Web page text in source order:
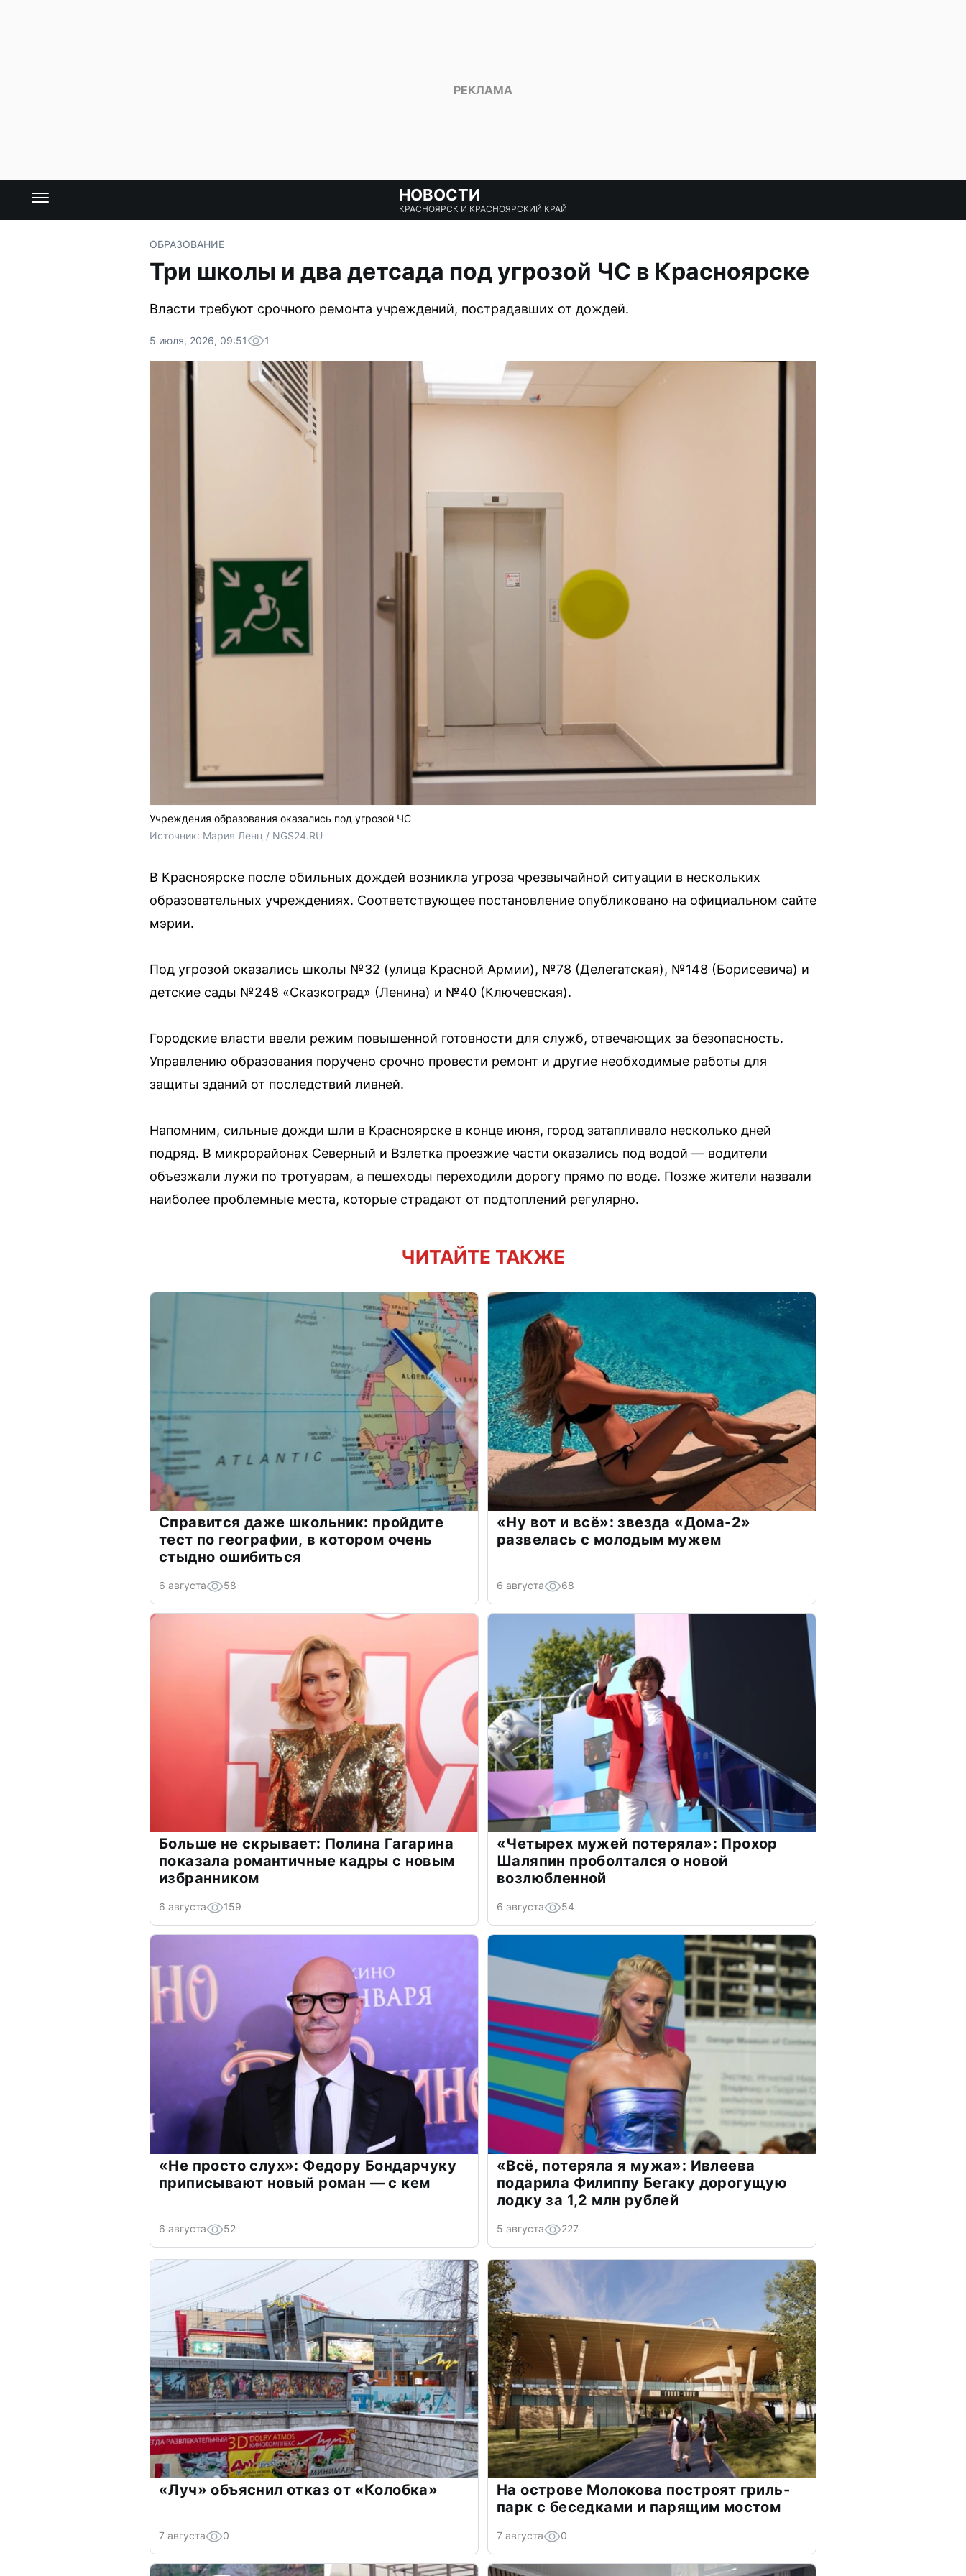
НОВОСТИ
КРАСНОЯРСК И КРАСНОЯРСКИЙ КРАЙ
ОБРАЗОВАНИЕ
Три школы и два детсада под угрозой ЧС в Красноярске
Власти требуют срочного ремонта учреждений, пострадавших от дождей.
5 июля, 2026, 09:51 1
Учреждения образования оказались под угрозой ЧС
Источник: Мария Ленц / NGS24.RU
В Красноярске после обильных дождей возникла угроза чрезвычайной ситуации в нескольких
образовательных учреждениях. Соответствующее постановление опубликовано на официальном сайте
мэрии.
Под угрозой оказались школы №32 (улица Красной Армии), №78 (Делегатская), №148 (Борисевича) и
детские сады №248 «Сказкоград» (Ленина) и №40 (Ключевская).
Городские власти ввели режим повышенной готовности для служб, отвечающих за безопасность.
Управлению образования поручено срочно провести ремонт и другие необходимые работы для
защиты зданий от последствий ливней.
Напомним, сильные дожди шли в Красноярске в конце июня, город затапливало несколько дней
подряд. В микрорайонах Северный и Взлетка проезжие части оказались под водой — водители
объезжали лужи по тротуарам, а пешеходы переходили дорогу прямо по воде. Позже жители назвали
наиболее проблемные места, которые страдают от подтоплений регулярно.
ЧИТАЙТЕ ТАКЖЕ
Справится даже школьник: пройдите
тест по географии, в котором очень
стыдно ошибиться
6 августа 58
«Ну вот и всё»: звезда «Дома-2»
развелась с молодым мужем
6 августа 68
Больше не скрывает: Полина Гагарина
показала романтичные кадры с новым
избранником
6 августа 159
«Четырех мужей потеряла»: Прохор
Шаляпин проболтался о новой
возлюбленной
6 августа 54
«Не просто слух»: Федору Бондарчуку
приписывают новый роман — с кем
6 августа 52
«Всё, потеряла я мужа»: Ивлеева
подарила Филиппу Бегаку дорогущую
лодку за 1,2 млн рублей
5 августа 227
«Луч» объяснил отказ от «Колобка»
7 августа 0
На острове Молокова построят гриль-
парк с беседками и парящим мостом
7 августа 0